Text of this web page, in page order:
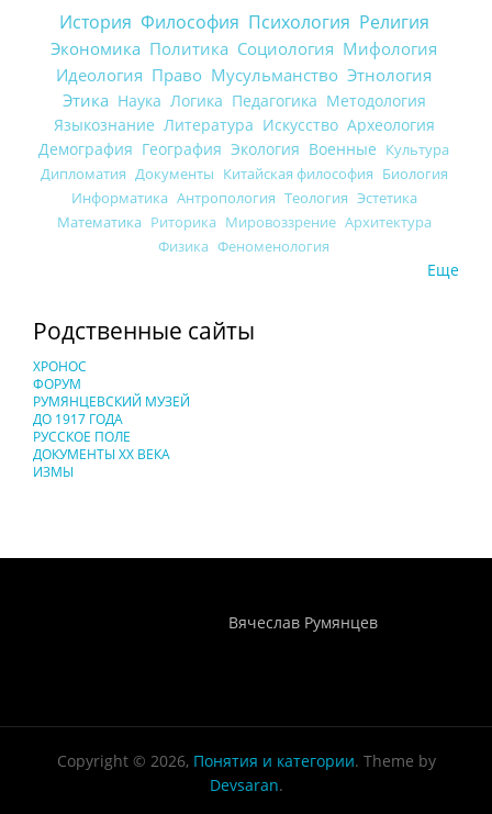
История Философия Психология Религия
Экономика Политика Социология Мифология
Идеология Право Мусульманство Этнология
Этика Наука Логика Педагогика Методология
Языкознание Литература Искусство Археология
Демография География Экология Военные Культура
Дипломатия Документы Китайская философия Биология
Информатика Антропология Теология Эстетика
Математика Риторика Мировоззрение Архитектура
Физика Феноменология
Еще
Родственные сайты
ХРОНОС
ФОРУМ
РУМЯНЦЕВСКИЙ МУЗЕЙ
ДО 1917 ГОДА
РУССКОЕ ПОЛЕ
ДОКУМЕНТЫ XX ВЕКА
ИЗМЫ
Вячеслав Румянцев
Copyright © 2026, Понятия и категории. Theme by
Devsaran.